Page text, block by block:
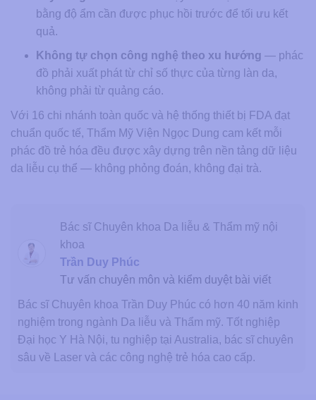
bằng độ ẩm cần được phục hồi trước để tối ưu kết
quả.
Không tự chọn công nghệ theo xu hướng — phác
đồ phải xuất phát từ chỉ số thực của từng làn da,
không phải từ quảng cáo.
Với 16 chi nhánh toàn quốc và hệ thống thiết bị FDA đạt
chuẩn quốc tế, Thẩm Mỹ Viện Ngọc Dung cam kết mỗi
phác đồ trẻ hóa đều được xây dựng trên nền tảng dữ liệu
da liễu cụ thể — không phỏng đoán, không đại trà.
Bác sĩ Chuyên khoa Da liễu & Thẩm mỹ nội
khoa
Trần Duy Phúc
Tư vấn chuyên môn và kiểm duyệt bài viết
Bác sĩ Chuyên khoa Trần Duy Phúc có hơn 40 năm kinh
nghiệm trong ngành Da liễu và Thẩm mỹ. Tốt nghiệp
Đại học Y Hà Nội, tu nghiệp tại Australia, bác sĩ chuyên
sâu về Laser và các công nghệ trẻ hóa cao cấp.